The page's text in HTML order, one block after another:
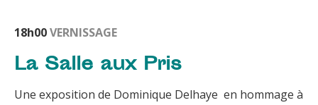
18h00VERNISSAGE
La Salle aux Pris
Une exposition de Dominique Delhaye en hommage à